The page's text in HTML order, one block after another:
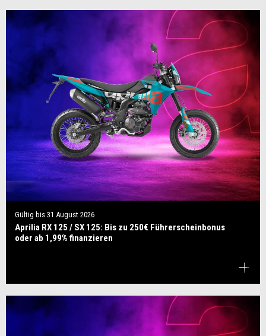
Gültig bis 31 August 2026
Aprilia RX 125 / SX 125: Bis zu 250€ Führerscheinbonus
oder ab 1,99% finanzieren